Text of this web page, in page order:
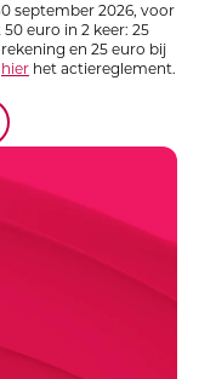
september 2026, voor
euro in 2 keer: 25
en 25 euro bij
hier het actiereglement.